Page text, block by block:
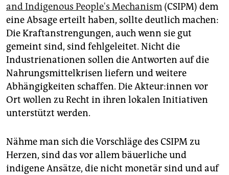
and Indigenous People's Mechanism (CSIPM) dem
eine Absage erteilt haben, sollte deutlich machen:
Die Kraftanstrengungen, auch wenn sie gut
gemeint sind, sind fehlgeleitet. Nicht die
Industrienationen sollen die Antworten auf die
Nahrungsmittelkrisen liefern und weitere
Abhängigkeiten schaffen. Die Ak­teu­r:i­nnen vor
Ort wollen zu Recht in ihren lokalen Initiativen
unterstützt werden.
Nähme man sich die Vorschläge des CSIPM zu
Herzen, sind das vor allem bäuerliche und
indigene Ansätze, die nicht monetär sind und auf